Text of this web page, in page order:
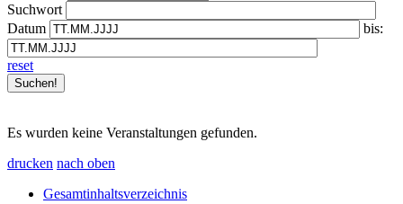
Suchwort
Datum
bis:
reset
Es wurden keine Veranstaltungen gefunden.
drucken nach oben
Gesamtinhaltsverzeichnis